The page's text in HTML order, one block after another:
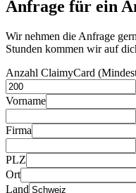
Anfrage für ein
Wir nehmen die Anfrage
Stunden kommen wir auf
Anzahl ClaimyCard
Vorname
Firma
PLZ
Ort
Land